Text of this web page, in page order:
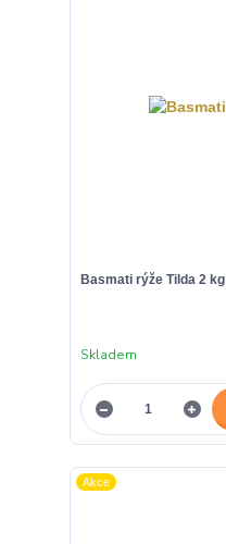
Basmati rýže Tilda 2 kg
Skladem
Akce